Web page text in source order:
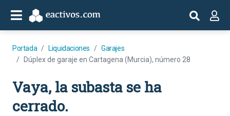
Portada Liquidaciones
Garajes
Dúplex de garaje en Cartagena (Murcia), número 28
Vaya, la subasta se ha
cerrado.